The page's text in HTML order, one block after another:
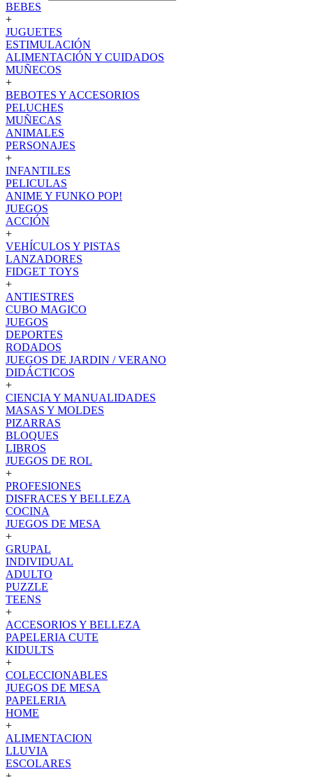
BEBES
+
JUGUETES
ESTIMULACIÓN
ALIMENTACIÓN Y CUIDADOS
MUÑECOS
+
BEBOTES Y ACCESORIOS
PELUCHES
MUÑECAS
ANIMALES
PERSONAJES
+
INFANTILES
PELICULAS
ANIME Y FUNKO POP!
JUEGOS
ACCIÓN
+
VEHÍCULOS Y PISTAS
LANZADORES
FIDGET TOYS
+
ANTIESTRES
CUBO MAGICO
JUEGOS
DEPORTES
RODADOS
JUEGOS DE JARDIN / VERANO
DIDÁCTICOS
+
CIENCIA Y MANUALIDADES
MASAS Y MOLDES
PIZARRAS
BLOQUES
LIBROS
JUEGOS DE ROL
+
PROFESIONES
DISFRACES Y BELLEZA
COCINA
JUEGOS DE MESA
+
GRUPAL
INDIVIDUAL
ADULTO
PUZZLE
TEENS
+
ACCESORIOS Y BELLEZA
PAPELERIA CUTE
KIDULTS
+
COLECCIONABLES
JUEGOS DE MESA
PAPELERIA
HOME
+
ALIMENTACION
LLUVIA
ESCOLARES